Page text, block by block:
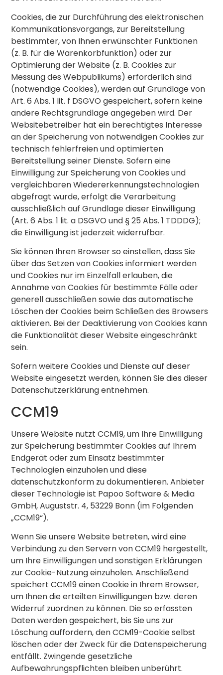
Cookies, die zur Durchführung des elektronischen
Kommunikationsvorgangs, zur Bereitstellung
bestimmter, von Ihnen erwünschter Funktionen
(z. B. für die Warenkorbfunktion) oder zur
Optimierung der Website (z. B. Cookies zur
Messung des Webpublikums) erforderlich sind
(notwendige Cookies), werden auf Grundlage von
Art. 6 Abs. 1 lit. f DSGVO gespeichert, sofern keine
andere Rechtsgrundlage angegeben wird. Der
Websitebetreiber hat ein berechtigtes Interesse
an der Speicherung von notwendigen Cookies zur
technisch fehlerfreien und optimierten
Bereitstellung seiner Dienste. Sofern eine
Einwilligung zur Speicherung von Cookies und
vergleichbaren Wiedererkennungstechnologien
abgefragt wurde, erfolgt die Verarbeitung
ausschließlich auf Grundlage dieser Einwilligung
(Art. 6 Abs. 1 lit. a DSGVO und § 25 Abs. 1 TDDDG);
die Einwilligung ist jederzeit widerrufbar.
Sie können Ihren Browser so einstellen, dass Sie
über das Setzen von Cookies informiert werden
und Cookies nur im Einzelfall erlauben, die
Annahme von Cookies für bestimmte Fälle oder
generell ausschließen sowie das automatische
Löschen der Cookies beim Schließen des Browsers
aktivieren. Bei der Deaktivierung von Cookies kann
die Funktionalität dieser Website eingeschränkt
sein.
Sofern weitere Cookies und Dienste auf dieser
Website eingesetzt werden, können Sie dies dieser
Datenschutzerklärung entnehmen.
CCM19
Unsere Website nutzt CCM19, um Ihre Einwilligung
zur Speicherung bestimmter Cookies auf Ihrem
Endgerät oder zum Einsatz bestimmter
Technologien einzuholen und diese
datenschutzkonform zu dokumentieren. Anbieter
dieser Technologie ist Papoo Software & Media
GmbH, Auguststr. 4, 53229 Bonn (im Folgenden
„CCM19“).
Wenn Sie unsere Website betreten, wird eine
Verbindung zu den Servern von CCM19 hergestellt,
um Ihre Einwilligungen und sonstigen Erklärungen
zur Cookie-Nutzung einzuholen. Anschließend
speichert CCM19 einen Cookie in Ihrem Browser,
um Ihnen die erteilten Einwilligungen bzw. deren
Widerruf zuordnen zu können. Die so erfassten
Daten werden gespeichert, bis Sie uns zur
Löschung auffordern, den CCM19-Cookie selbst
löschen oder der Zweck für die Datenspeicherung
entfällt. Zwingende gesetzliche
Aufbewahrungspflichten bleiben unberührt.